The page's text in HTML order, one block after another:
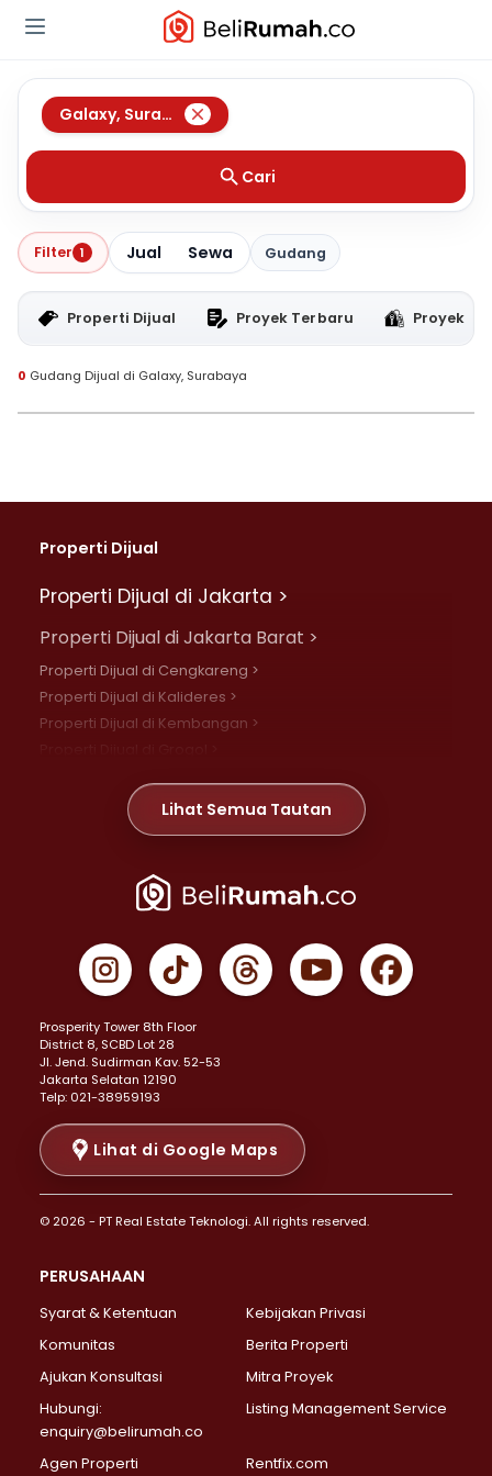
Galaxy, Surabaya
Cari
Filter 1 Jual Sewa Gudang
Properti Dijual Proyek Terbaru Proyek
0 Gudang Dijual di Galaxy, Surabaya
Properti Dijual
Properti Dijual di Jakarta >
Properti Dijual di Jakarta Barat >
Properti Dijual di Cengkareng >
Properti Dijual di Kalideres >
Properti Dijual di Kembangan >
Properti Dijual di Meruya >
Properti Dijual di Jelambar >
Properti Dijual di Jakarta Pusat >
Properti Dijual di Gambir >
Properti Dijual di Johar Baru >
Properti Dijual di Menteng >
Properti Dijual di Senen >
Properti Dijual di Tanah Abang >
Properti Dijual di Cikini >
Properti Dijual di Kramat >
Properti Dijual di Pasar Baru >
Properti Dijual di Bendungan Hilir >
Properti Dijual di Jakarta Selatan >
Properti Dijual di Lebak Bulus >
Properti Dijual di Gandaria Selatan >
Properti Dijual di Pondok Labu >
Properti Dijual di Lenteng Agung >
Properti Dijual di Senayan >
Properti Dijual di Pondok Pinang >
Lihat Semua Tautan
Prosperity Tower 8th Floor
District 8, SCBD Lot 28
JI. Jend. Sudirman Kav. 52-53
Jakarta Selatan 12190
Telp: 021-38959193
Lihat di Google Maps
© 2026 - PT Real Estate Teknologi. All rights reserved.
PERUSAHAAN
Syarat & Ketentuan
Kebijakan Privasi
Komunitas
Berita Properti
Ajukan Konsultasi
Mitra Proyek
Hubungi:
enquiry@belirumah.co
Listing Management Service
Agen Properti Rentfix.com